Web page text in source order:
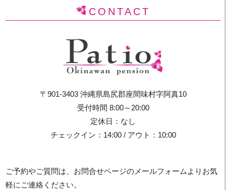
CONTACT
〒901-3403 沖縄県島尻郡座間味村字阿真10
受付時間 8:00～20:00
定休日：なし
チェックイン：14:00 / アウト：10:00
ご予約やご質問は、お問合せページのメールフォームよりお気
軽にご連絡ください。